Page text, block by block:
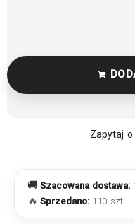
Zapytaj o
🚚 Szacowana dostawa:
🔥 Sprzedano: 110 szt.